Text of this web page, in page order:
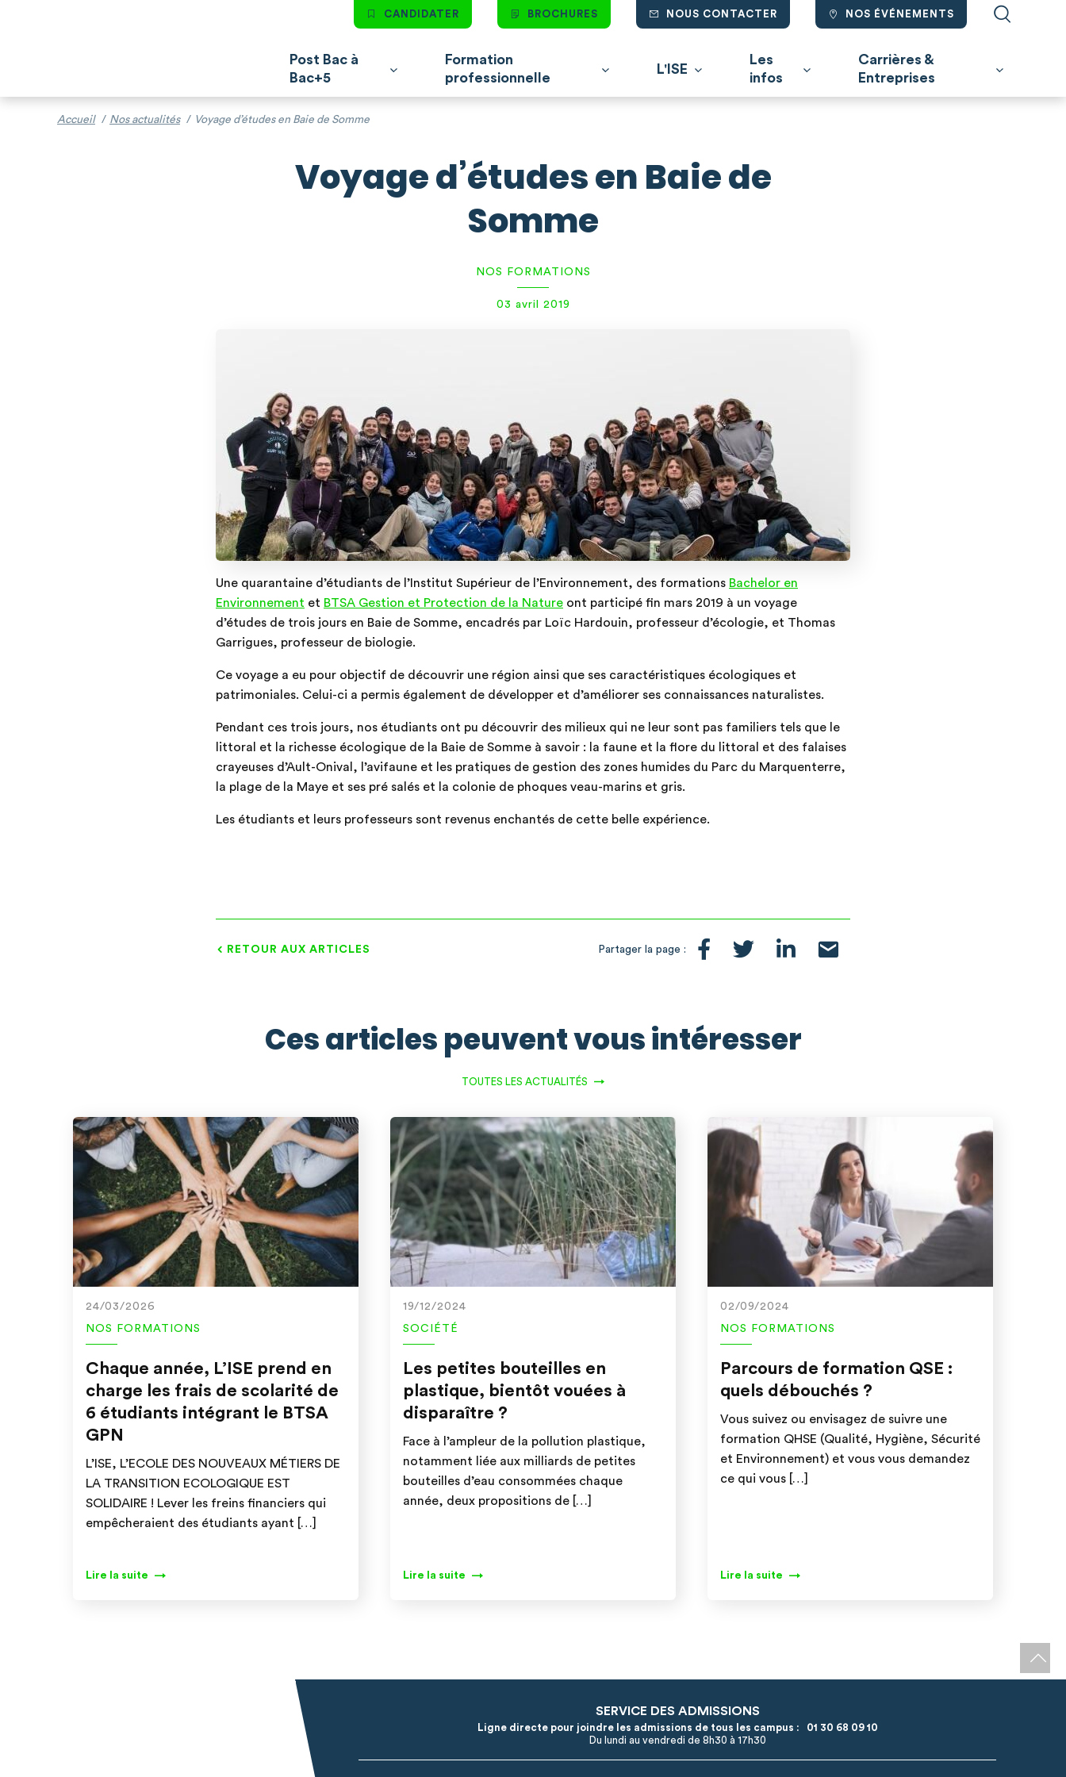
CANDIDATER BROCHURES NOUS CONTACTER NOS ÉVÉNEMENTS
Post Bac à
Bac+5
Formation
professionnelle
L'ISE
Les
infos
Carrières &
Entreprises
Accueil / Nos actualités / Voyage d’études en Baie de Somme
Voyage d’études en Baie de
Somme
NOS FORMATIONS
03 avril 2019
Une quarantaine d’étudiants de l’Institut Supérieur de l’Environnement, des formations Bachelor en
Environnement et BTSA Gestion et Protection de la Nature ont participé fin mars 2019 à un voyage
d’études de trois jours en Baie de Somme, encadrés par Loïc Hardouin, professeur d’écologie, et Thomas
Garrigues, professeur de biologie.
Ce voyage a eu pour objectif de découvrir une région ainsi que ses caractéristiques écologiques et
patrimoniales. Celui-ci a permis également de développer et d’améliorer ses connaissances naturalistes.
Pendant ces trois jours, nos étudiants ont pu découvrir des milieux qui ne leur sont pas familiers tels que le
littoral et la richesse écologique de la Baie de Somme à savoir : la faune et la flore du littoral et des falaises
crayeuses d’Ault-Onival, l’avifaune et les pratiques de gestion des zones humides du Parc du Marquenterre,
la plage de la Maye et ses pré salés et la colonie de phoques veau-marins et gris.
Les étudiants et leurs professeurs sont revenus enchantés de cette belle expérience.
RETOUR AUX ARTICLES Partager la page :
Ces articles peuvent vous intéresser
TOUTES LES ACTUALITÉS
24/03/2026
NOS FORMATIONS
Chaque année, L’ISE prend en
charge les frais de scolarité de
6 étudiants intégrant le BTSA
GPN
L’ISE, L’ECOLE DES NOUVEAUX MÉTIERS DE
LA TRANSITION ECOLOGIQUE EST
SOLIDAIRE ! Lever les freins financiers qui
empêcheraient des étudiants ayant […]
Lire la suite
19/12/2024
SOCIÉTÉ
Les petites bouteilles en
plastique, bientôt vouées à
disparaître ?
Face à l’ampleur de la pollution plastique,
notamment liée aux milliards de petites
bouteilles d’eau consommées chaque
année, deux propositions de […]
Lire la suite
02/09/2024
NOS FORMATIONS
Parcours de formation QSE :
quels débouchés ?
Vous suivez ou envisagez de suivre une
formation QHSE (Qualité, Hygiène, Sécurité
et Environnement) et vous vous demandez
ce qui vous […]
Lire la suite
SERVICE DES ADMISSIONS
Ligne directe pour joindre les admissions de tous les campus :
01 30 68 09 10
Du lundi au vendredi de 8h30 à 17h30